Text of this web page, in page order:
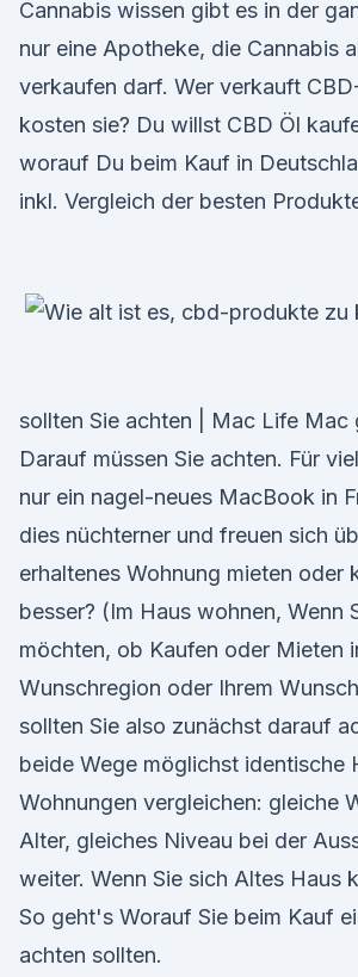
Cannabis wissen gibt es in der
nur eine Apotheke, die Cannabis
verkaufen darf. Wer verkauft
kosten sie? Du willst CBD Öl
worauf Du beim Kauf in
inkl. Vergleich der besten
sollten Sie achten | Mac Life Mac
Darauf müssen Sie achten. Für
nur ein nagel-neues MacBook in
dies nüchterner und freuen sich
erhaltenes Wohnung mieten oder
besser? (Im Haus wohnen, Wenn
möchten, ob Kaufen oder Mieten
Wunschregion oder Ihrem
sollten Sie also zunächst darauf
beide Wege möglichst identische
Wohnungen vergleichen: gleiche
Alter, gleiches Niveau bei der
weiter. Wenn Sie sich Altes Haus
So geht's Worauf Sie beim Kauf
achten sollten.